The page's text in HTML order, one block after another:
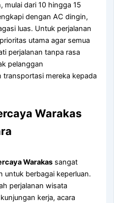
mulai dari 10 hingga 15
dengan AC dingin,
luas. Untuk perjalanan
utama agar semua
perjalanan tanpa rasa
pelanggan
mereka kepada
Warakas
Warakas sangat
untuk berbagai keperluan.
perjalanan wisata
kerja, acara